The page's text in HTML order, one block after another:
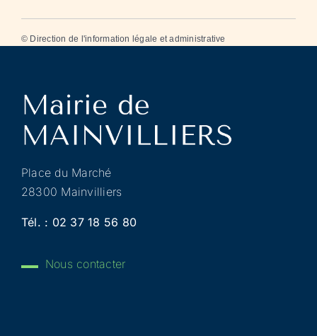
© Direction de l'information légale et administrative
Place du Marché
28300 Mainvilliers
Tél. : 02 37 18 56 80
Nous contacter